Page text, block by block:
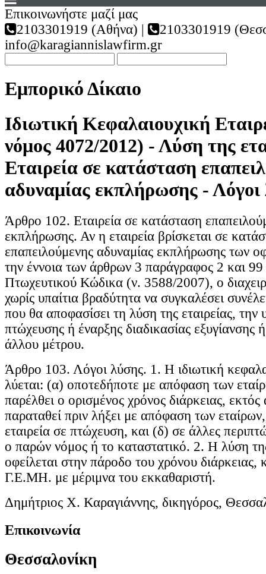
Επικοινωνήστε μαζί μας
2103301919 (Αθήνα) |
2103301919
info@karagiannislawfirm.gr
Εμπορικό Δίκαιο
Ιδιωτική Κεφαλαιουχική
νόμος 4072/2012) - Λύση της
Εταιρεία σε κατάσταση
αδυναμίας εκπλήρωσης - Λόγοι
Άρθρο 102. Εταιρεία σε κατάσταση
εκπλήρωσης. Αν η εταιρεία βρίσκεται σε
επαπειλούμενης αδυναμίας εκπλήρωσης των
την έννοια των άρθρων 3 παράγραφος 2 και
Πτωχευτικού Κώδικα (ν. 3588/2007), ο
χωρίς υπαίτια βραδύτητα να συγκαλέσει
που θα αποφασίσει τη λύση της εταιρείας, την
πτώχευσης ή έναρξης διαδικασίας εξυγίανσης
άλλου μέτρου.
Άρθρο 103. Λόγοι λύσης. 1. Η ιδιωτική
λύεται: (α) οποτεδήποτε με απόφαση των
παρέλθει ο ορισμένος χρόνος διάρκειας,
παραταθεί πριν λήξει με απόφαση των
εταιρεία σε πτώχευση, και (δ) σε άλλες
ο παρών νόμος ή το καταστατικό. 2. Η λύση
οφείλεται στην πάροδο του χρόνου διάρκειας,
Γ.Ε.ΜΗ. με μέριμνα του εκκαθαριστή.
Δημήτριος Χ. Καραγιάννης, δικηγόρος,
Επικοινωνία
Θεσσαλονίκη